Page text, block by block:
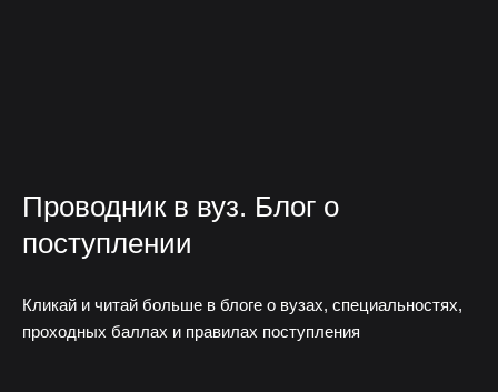
Проводник в вуз. Блог о
поступлении
Кликай и читай больше в блоге о вузах, специальностях,
проходных баллах и правилах поступления